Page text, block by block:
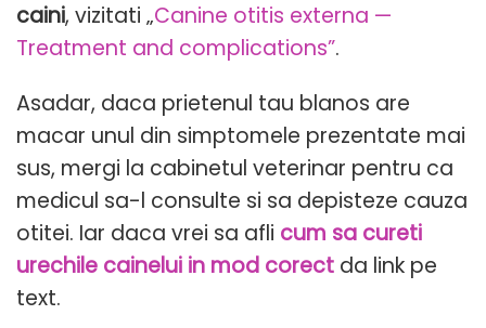
caini, vizitati „Canine otitis externa —
Treatment and complications”.
Asadar, daca prietenul tau blanos are
macar unul din simptomele prezentate mai
sus, mergi la cabinetul veterinar pentru ca
medicul sa-l consulte si sa depisteze cauza
otitei. Iar daca vrei sa afli cum sa cureti
urechile cainelui in mod corect da link pe
text.